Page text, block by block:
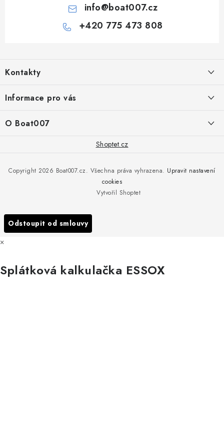
info@boat007.cz
+420 775 473 808
p
a
Kontakty
+420 775 473 808
PŘÍJEM/VÝDEJ/SERVIS zakázek
Informace pro vás
Obchodní podmínky
Podmínky ochrany osobních údajů
O Boat007
Všechny značky
Shoptet.cz
Vytvořil Shoptet
Copyright 2026 Boat007.cz. Všechna práva vyhrazena. Upravit nastavení
cookies
Odstoupit od smlouvy
×
Splátková kalkulačka ESSOX